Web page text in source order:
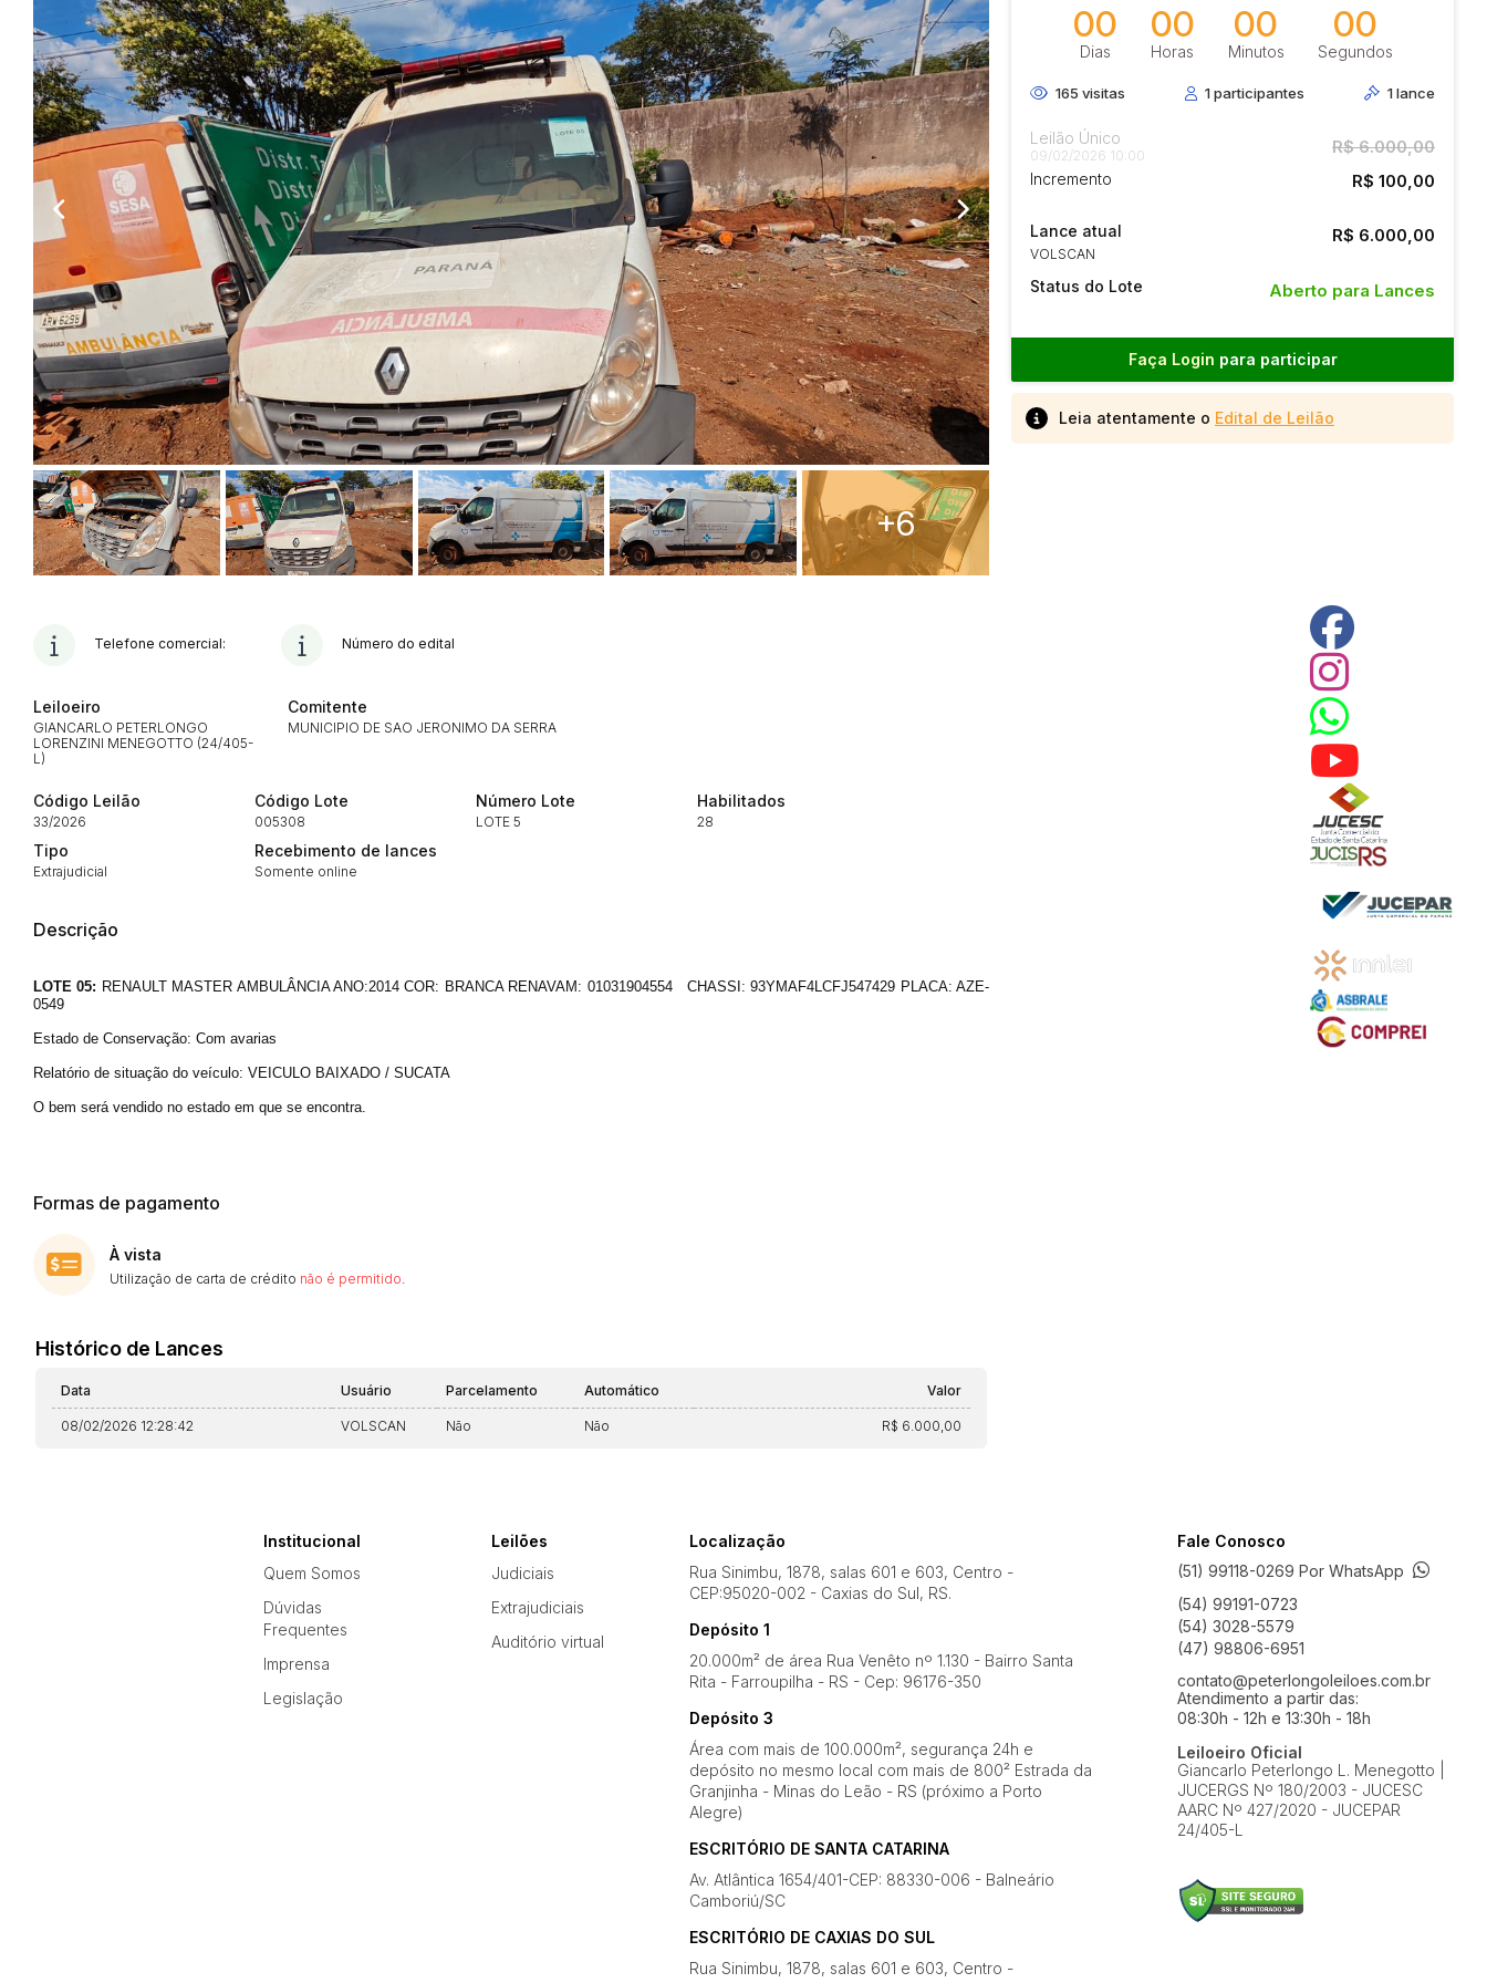
Caminhões
Carros
Motos
Ônibus
Outros
Reboque
+6
00
Dias
00
Horas
00
Minutos
00
Segundos
165 visitas 1participantes 1lance
Leilão Único
09/02/2026 10:00 R$ 6.000,00
Incremento R$ 100,00
Lance atual
VOLSCAN
R$ 6.000,00
Status do Lote Aberto para Lances
Faça Login para participar
Leia atentamente o Edital de Leilão
Telefone comercial: Número do edital
Leiloeiro
GIANCARLO PETERLONGO
LORENZINI MENEGOTTO (24/405-
L)
Comitente
MUNICIPIO DE SAO JERONIMO DA SERRA
Código Leilão
33/2026
Código Lote
005308
Número Lote
LOTE 5
Habilitados
28
Tipo
Extrajudicial
Recebimento de lances
Somente online
Descrição
LOTE 05: RENAULT MASTER AMBULÂNCIA ANO:2014 COR: BRANCA RENAVAM: 01031904554 CHASSI: 93YMAF4LCFJ547429 PLACA: AZE-
0549
Estado de Conservação: Com avarias
Relatório de situação do veículo: VEICULO BAIXADO / SUCATA
O bem será vendido no estado em que se encontra.
Formas de pagamento
À vista
Utilização de carta de crédito não é permitido
Histórico de Lances
Data Usuário Parcelamento Automático Valor
08/02/2026 12:28:42 VOLSCAN Não Não R$ 6.000,00
Envie sua Proposta
Habilite-se para efetuar lances ou propostas
Institucional
Quem Somos
Dúvidas
Frequentes
Imprensa
Legislação
Leilões
Judiciais
Extrajudiciais
Auditório virtual
Localização
Rua Sinimbu, 1878, salas 601 e 603, Centro -
CEP:95020-002 - Caxias do Sul, RS.
Depósito 1
20.000m² de área Rua Venêto nº 1.130 - Bairro Santa
Rita - Farroupilha - RS - Cep: 96176-350
Depósito 3
Área com mais de 100.000m², segurança 24h e
depósito no mesmo local com mais de 800² Estrada da
Granjinha - Minas do Leão - RS (próximo a Porto
Alegre)
ESCRITÓRIO DE SANTA CATARINA
Av. Atlântica 1654/401-CEP: 88330-006 - Balneário
Camboriú/SC
ESCRITÓRIO DE CAXIAS DO SUL
Rua Sinimbu, 1878, salas 601 e 603, Centro -
Fale Conosco
(51) 99118-0269 Por WhatsApp
(54) 99191-0723
(54) 3028-5579
(47) 98806-6951
contato@peterlongoleiloes.com.br
Atendimento a partir das:
08:30h - 12h e 13:30h - 18h
Leiloeiro Oficial
Giancarlo Peterlongo L. Menegotto |
JUCERGS Nº 180/2003 - JUCESC
AARC Nº 427/2020 - JUCEPAR
24/405-L